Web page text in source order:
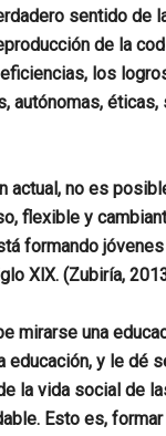
sentido de
de la
los
autónomas,
actual, no es
flexible y
formando
XlX. (Zubiría,
mirarse una
educación, y le dé
la vida social de
Esto es,